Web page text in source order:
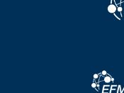
Image